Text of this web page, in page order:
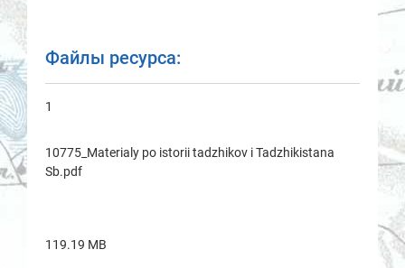
Файлы ресурса:
1
10775_Materialy po istorii tadzhikov i Tadzhikistana
Sb.pdf
119.19 MB